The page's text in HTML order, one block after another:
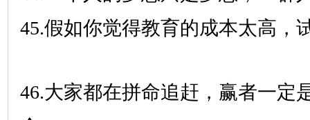
45.假如你觉得教育的成本太高，
46.大家都在拼命追赶，赢者一定